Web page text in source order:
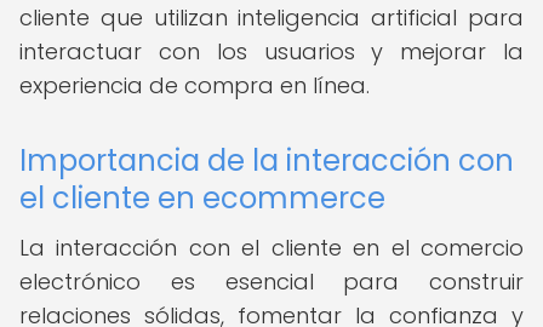
cliente que utilizan inteligencia artificial para
interactuar con los usuarios y mejorar la
experiencia de compra en línea.
Importancia de la interacción con
el cliente en ecommerce
La interacción con el cliente en el comercio
electrónico es esencial para construir
relaciones sólidas, fomentar la confianza y